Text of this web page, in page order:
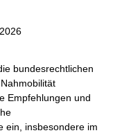
bundesrechtlichen
Empfehlungen und
ein, insbesondere im